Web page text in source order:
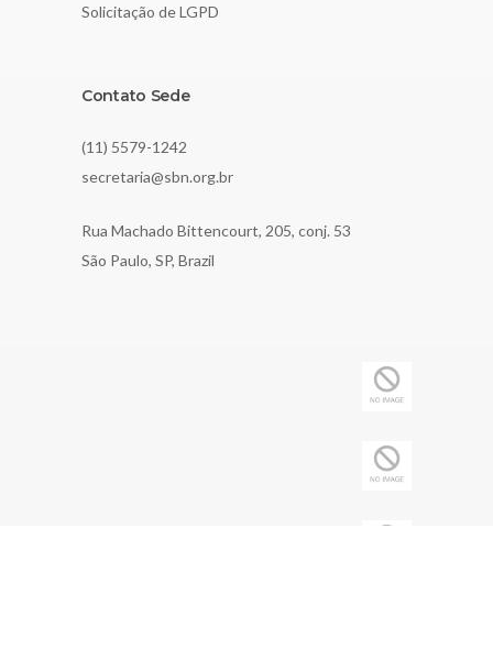
Solicitação de LGPD
Contato Sede
(11) 5579-1242
secretaria@sbn.org.br
Rua Machado Bittencourt, 205, conj. 53
São Paulo, SP, Brazil